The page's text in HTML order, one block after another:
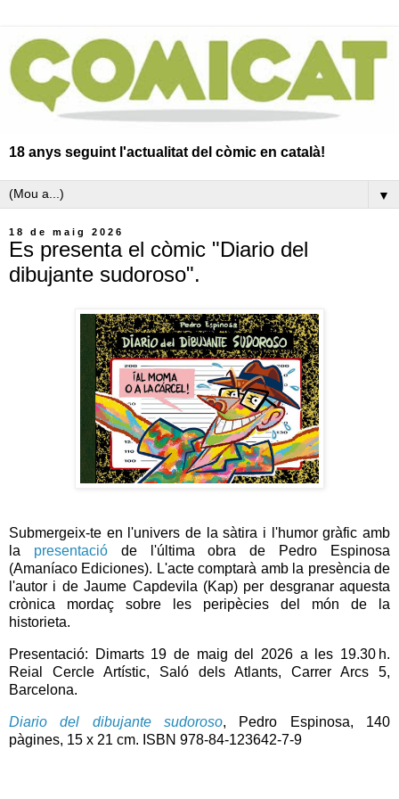
18 anys seguint l'actualitat del còmic en català!
▼
18 de maig 2026
Es presenta el còmic "Diario del
dibujante sudoroso".
Submergeix-te en l'univers de la sàtira i l'humor gràfic amb
la presentacióde l'última obra de Pedro Espinosa
(Amaníaco Ediciones). L'acte comptarà amb la presència de
l'autor i de Jaume Capdevila (Kap) per desgranar aquesta
crònica mordaç sobre les peripècies del món de la
historieta.
Presentació: Dimarts 19 de maig del 2026 a les 19.30 h.
Reial Cercle Artístic, Saló dels Atlants, Carrer Arcs 5,
Barcelona.
Diario del dibujante sudoroso, Pedro Espinosa, 140
pàgines, 15 x 21 cm. ISBN 978-84-123642-7-9